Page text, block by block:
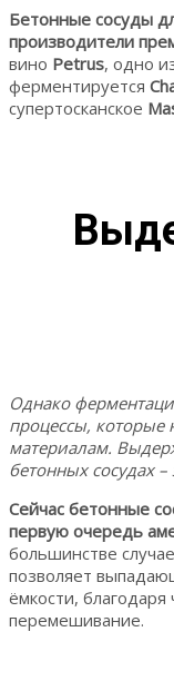
Бетонные сосуды
производители
вино Petrus, одно
ферментируется
супертосканское
Однако
процессы, которые
материалам.
бетонных сосудах –
Сейчас бетонные
первую очередь
большинстве
позволяет
ёмкости,
перемешивание.